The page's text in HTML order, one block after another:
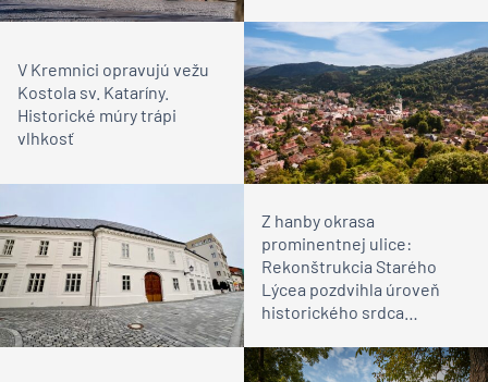
V Kremnici opravujú vežu
Kostola sv. Kataríny.
Historické múry trápi
vlhkosť
Z hanby okrasa
prominentnej ulice:
Rekonštrukcia Starého
Lýcea pozdvihla úroveň
historického srdca